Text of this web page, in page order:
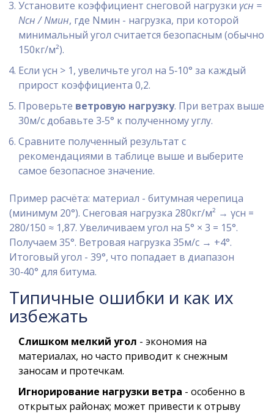
Установите коэффициент снеговой нагрузки γсн =
Nсн / Nмин, где Nмин - нагрузка, при которой
минимальный угол считается безопасным (обычно
150кг/м²).
Если γсн > 1, увеличьте угол на 5‑10° за каждый
прирост коэффициента 0,2.
Проверьте ветровую нагрузку. При ветрах выше
30м/с добавьте 3‑5° к полученному углу.
Сравните полученный результат с
рекомендациями в таблице выше и выберите
самое безопасное значение.
Пример расчёта: материал - битумная черепица
(минимум 20°). Снеговая нагрузка 280кг/м² → γсн =
280/150 ≈ 1,87. Увеличиваем угол на 5° × 3 = 15°.
Получаем 35°. Ветровая нагрузка 35м/с → +4°.
Итоговый угол - 39°, что попадает в диапазон
30‑40° для битума.
Типичные ошибки и как их
избежать
Слишком мелкий угол - экономия на
материалах, но часто приводит к снежным
заносам и протечкам.
Игнорирование нагрузки ветра - особенно в
открытых районах; может привести к отрыву